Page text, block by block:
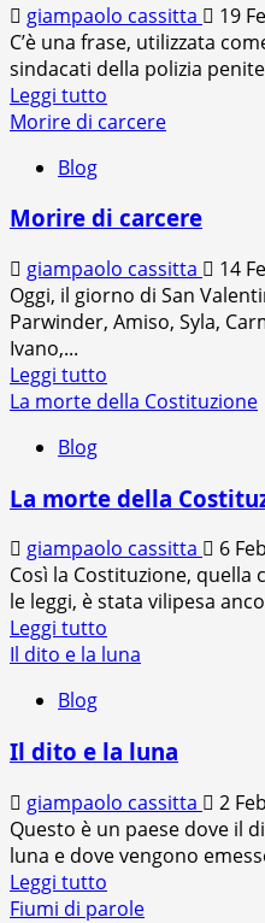
giampaolo cassitta
19
C’è una frase, utilizzata
sindacati della polizia
Leggi tutto
di
risorse
un
carcere
Morire di carcere
Blog
Morire di carcere
giampaolo cassitta
14
Oggi, il giorno di San
Parwinder, Amiso, Syla,
Ivano,...
Leggi tutto
di
di
La morte della Costituzione
Blog
La morte della
giampaolo cassitta
6
Così la Costituzione,
le leggi, è stata vilipesa
Leggi tutto
di
morte
Costituzione
Il dito e la luna
Blog
Il dito e la luna
giampaolo cassitta
2
Questo è un paese dove il
luna e dove vengono
Leggi tutto
di
Fiumi di parole